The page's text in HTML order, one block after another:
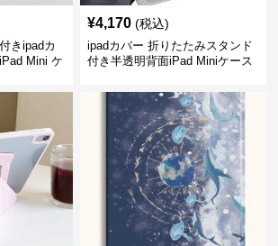
きipadカ
Mini ケ
¥4,170 (税込)
ipadカバー 折りたたみスタンド
付き半透明背面iPad Miniケース